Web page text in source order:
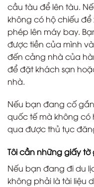
cầu tàu để lên tàu.
không có hộ chiếu
phép lên máy bay.
được tiền của mình
đến cảng nhà của
để đặt khách sạn
nhà.
Nếu bạn đang cố
quốc tế mà không có
qua được thủ tục
Tôi cần những giấy
Nếu bạn đang đi du
không phải là tài liệu